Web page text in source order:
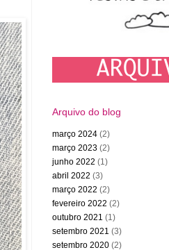
Arquivo do blog
março 2024 (2)
março 2023 (2)
junho 2022 (1)
abril 2022 (3)
março 2022 (2)
fevereiro 2022 (2)
outubro 2021 (1)
setembro 2021 (3)
setembro 2020 (2)